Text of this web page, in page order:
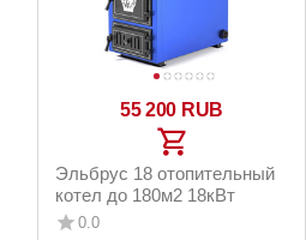
55 200 RUB
Эльбрус 18 отопительный
котел до 180м2 18кВт
0.0